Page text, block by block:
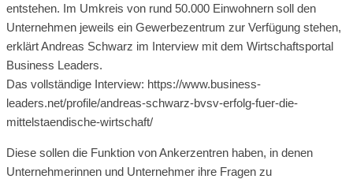
entstehen. Im Umkreis von rund 50.000 Einwohnern soll den
Unternehmen jeweils ein Gewerbezentrum zur Verfügung stehen,
erklärt Andreas Schwarz im Interview mit dem Wirtschaftsportal
Business Leaders.
Das vollständige Interview: https://www.business-
leaders.net/profile/andreas-schwarz-bvsv-erfolg-fuer-die-
mittelstaendische-wirtschaft/
Diese sollen die Funktion von Ankerzentren haben, in denen
Unternehmerinnen und Unternehmer ihre Fragen zu